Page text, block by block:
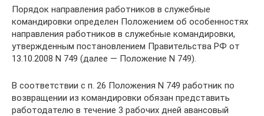
Порядок направления работников в служебные
командировки определен Положением об особенностях
направления работников в служебные командировки,
утвержденным постановлением Правительства РФ от
13.10.2008 N 749 (далее — Положение N 749).
В соответствии с п. 26 Положения N 749 работник по
возвращении из командировки обязан представить
работодателю в течение 3 рабочих дней авансовый